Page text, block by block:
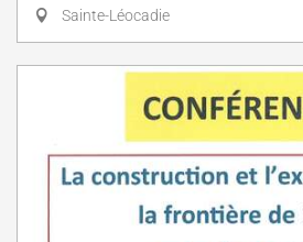
Sainte-Léocadie